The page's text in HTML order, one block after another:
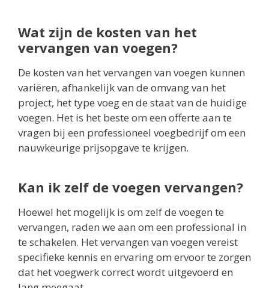
Wat zijn de kosten van het
vervangen van voegen?
De kosten van het vervangen van voegen kunnen
variëren, afhankelijk van de omvang van het
project, het type voeg en de staat van de huidige
voegen. Het is het beste om een offerte aan te
vragen bij een professioneel voegbedrijf om een
nauwkeurige prijsopgave te krijgen.
Kan ik zelf de voegen vervangen?
Hoewel het mogelijk is om zelf de voegen te
vervangen, raden we aan om een professional in
te schakelen. Het vervangen van voegen vereist
specifieke kennis en ervaring om ervoor te zorgen
dat het voegwerk correct wordt uitgevoerd en